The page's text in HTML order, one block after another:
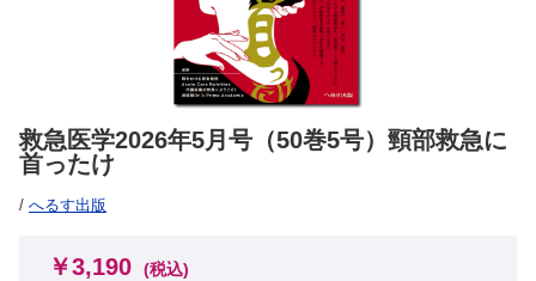
救急医学2026年5月号（50巻5号）頸部救急に
首ったけ
/ へるす出版
￥3,190 (税込)